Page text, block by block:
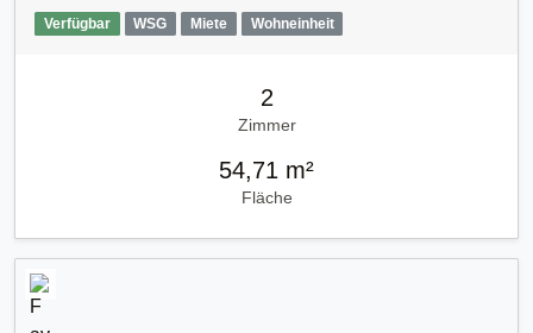
Verfügbar WSG Miete Wohneinheit
2
Zimmer
54,71 m²
Fläche